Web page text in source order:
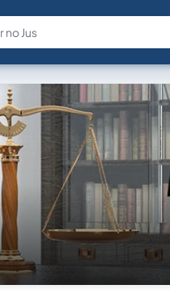
Fale com a IA